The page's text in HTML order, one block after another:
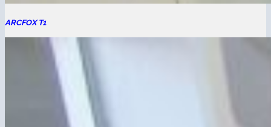
ARCFOX T1